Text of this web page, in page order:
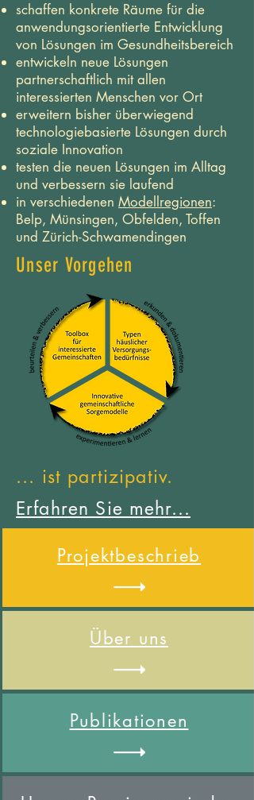
schaffen konkrete Räume für die
anwendungsorientierte Entwicklung
von Lösungen im Gesundheitsbereich
entwickeln neue Lösungen
partnerschaftlich mit allen
interessierten Menschen vor Ort
erweitern bisher überwiegend
technologiebasierte Lösungen durch
soziale Innovation
testen die neuen Lösungen im Alltag
und verbessern sie laufend
in verschiedenen Modellregionen:
Belp, Münsingen, Obfelden, Toffen
und Zürich-Schwamendingen
Unser Vorgehen
... ist partizipativ.
Erfahren Sie mehr...
Projektbeschrieb
Über uns
Publikationen